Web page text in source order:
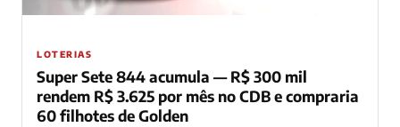
LOTERIAS
Super Sete 844 acumula — R$ 300 mil
rendem R$ 3.625 por mês no CDB e compraria
60 filhotes de Golden